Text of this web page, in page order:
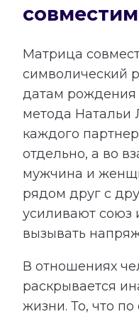
Матрица
символический
датам рождения
метода Натальи
каждого
отдельно, а во
мужчина и
рядом друг с
усиливают союз
вызывать
В отношениях
раскрывается
жизни. То, что по